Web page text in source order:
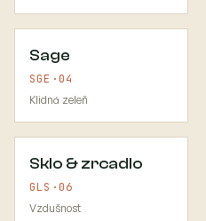
Sage
SGE·04
Klidná zeleň
Sklo & zrcadlo
GLS·06
Vzdušnost